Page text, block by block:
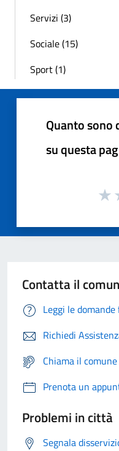
Servizi (3)
Sociale (15)
Sport (1)
Quanto sono
su questa
Contatta il
Leggi le
Richiedi
Chiama il
Prenota un
Problemi in città
Segnala